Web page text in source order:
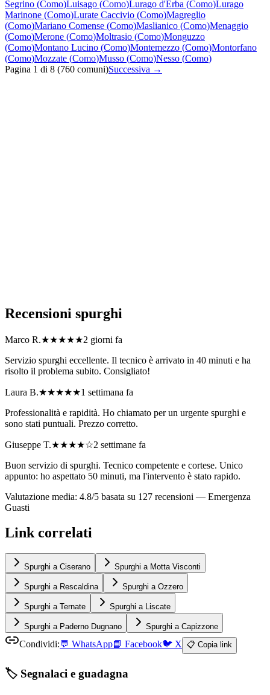
Segrino (Como)Luisago (Como)Lurago d'Erba (Como)Lurago
Marinone (Como)Lurate Caccivio (Como)Magreglio
(Como)Mariano Comense (Como)Maslianico (Como)Menaggio
(Como)Merone (Como)Moltrasio (Como)Monguzzo
(Como)Montano Lucino (Como)Montemezzo (Como)Montorfano
(Como)Mozzate (Como)Musso (Como)Nesso (Como)
Pagina 1 di 8 (760 comuni)Successiva →
Recensioni spurghi
Marco R.★★★★★2 giorni fa
Servizio spurghi eccellente. Il tecnico è arrivato in 40 minuti e ha
risolto il problema subito. Consigliato!
Laura B.★★★★★1 settimana fa
Professionalità e rapidità. Ho chiamato per un urgente spurghi e
sono stati puntuali. Prezzo corretto.
Giuseppe T.★★★★☆2 settimane fa
Buon servizio di spurghi. Tecnico competente e cortese. Unico
appunto: ho aspettato 50 minuti, ma l'intervento è stato rapido.
Valutazione media: 4.8/5 basata su 127 recensioni — Emergenza
Guasti
Link correlati
Spurghi a Ciserano Spurghi a Motta Visconti
Spurghi a Rescaldina Spurghi a Ozzero
Spurghi a Ternate Spurghi a Liscate
Spurghi a Paderno Dugnano Spurghi a Capizzone
Condividi:💬 WhatsApp📘 Facebook🐦 X 📋 Copia link
🏷️ Segnalaci e guadagna